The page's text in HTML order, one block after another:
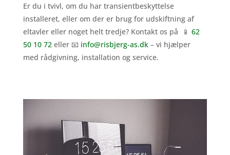
Er du i tvivl, om du har transientbeskyttelse
installeret, eller om der er brug for udskiftning af
eltavler eller noget helt tredje? Kontakt os på 📱 62
50 10 72eller 📧 info@risbjerg-as.dk– vi hjælper
med rådgivning, installation og service.